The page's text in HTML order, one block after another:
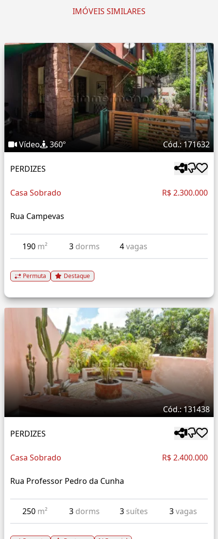
IMÓVEIS SIMILARES
Vídeo 360º Cód.: 171632
PERDIZES
Casa Sobrado R$ 2.300.000
Rua Campevas
190 m² 3 dorms 4vagas
Permuta Destaque
Cód.: 131438
PERDIZES
Casa Sobrado R$ 2.400.000
Rua Professor Pedro da Cunha
250 m² 3 dorms 3 suítes 3vagas